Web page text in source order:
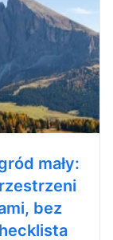
mały:
bez